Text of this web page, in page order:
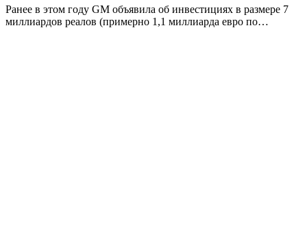
Ранее в этом году GM объявила об инвестициях в размере 7
миллиардов реалов (примерно 1,1 миллиарда евро по…